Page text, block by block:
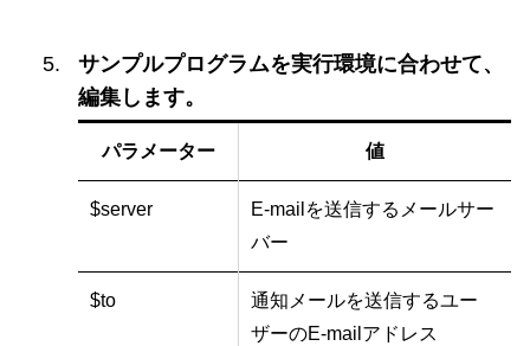
サンプルプログラムを実行環境に合わせて、
編集します。
パラメーター 値
$server
E-mailを送信するメールサー
バー
$to
通知メールを送信するユー
ザーのE-mailアドレス